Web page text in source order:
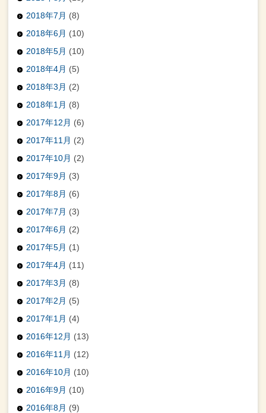
2018年7月 (8)
2018年6月 (10)
2018年5月 (10)
2018年4月 (5)
2018年3月 (2)
2018年1月 (8)
2017年12月 (6)
2017年11月 (2)
2017年10月 (2)
2017年9月 (3)
2017年8月 (6)
2017年7月 (3)
2017年6月 (2)
2017年5月 (1)
2017年4月 (11)
2017年3月 (8)
2017年2月 (5)
2017年1月 (4)
2016年12月 (13)
2016年11月 (12)
2016年10月 (10)
2016年9月 (10)
2016年8月 (9)